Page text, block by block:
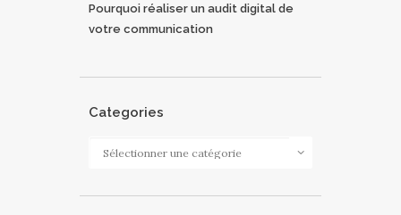
Pourquoi réaliser un audit digital de
votre communication
Categories